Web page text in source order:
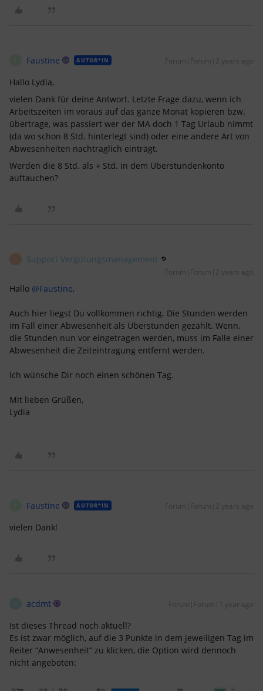
Faustine AUTOR*IN Forum|Forum|2 years ago
Hallo Lydia,
vielen Dank für deine Antwort. Letzte Frage dazu, wenn ich
Arbeitszeiten im voraus auf das ganze Monat kopieren bzw.
übertrage, was passiert wer der MA doch 1 Tag Urlaub nimmt
(da wo schon 8 Std. hinterlegt sind) oder eine andere Art von
Abwesenheiten nachträglich einträgt.
Werden die 8 Std. als + Std. in dem Überstundenkonto
auftauchen?
Support Vergütungsmanagement
Forum|Forum|2 years ago
Hallo @Faustine,
Auch hier liegst Du vollkommen richtig. Die Stunden werden
im Fall einer Abwesenheit als Überstunden gezählt. Wenn,
die Stunden nun vor eingetragen werden, muss im Falle einer
Abwesenheit die Zeiteintragung entfernt werden.
Ich wünsche Dir noch einen schönen Tag.
Mit lieben Grüßen,
Lydia
Faustine AUTOR*IN Forum|Forum|2 years ago
vielen Dank!
acdmt Forum|Forum|1 year ago
Ist dieses Thread noch aktuell?
Es ist zwar möglich, auf die 3 Punkte in dem jeweiligen Tag im
Reiter “Anwesenheit” zu klicken, die Option wird dennoch
nicht angeboten: